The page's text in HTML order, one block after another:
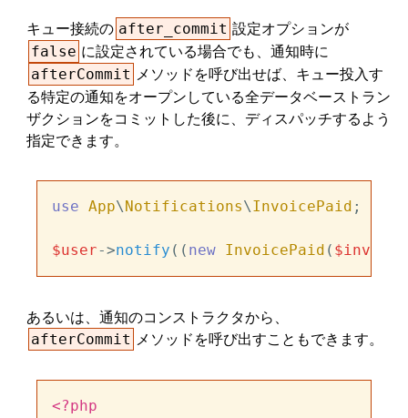
キュー接続の after_commit 設定オプションが
false に設定されている場合でも、通知時に
afterCommit メソッドを呼び出せば、キュー投入す
る特定の通知をオープンしている全データベーストラン
ザクションをコミットした後に、ディスパッチするよう
指定できます。
use App\Notifications\InvoicePaid ;
$user->notify (( new InvoicePaid ( $invoice
あるいは、通知のコンストラクタから、
afterCommit メソッドを呼び出すこともできます。
<?php